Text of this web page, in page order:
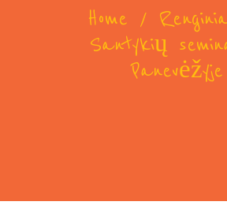
Home
Santykių
Panevėžyje